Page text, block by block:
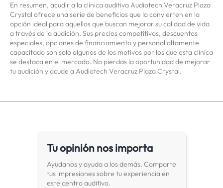
En resumen, acudir a la clínica auditiva Audiotech Veracruz Plaza
Crystal ofrece una serie de beneficios que la convierten en la
opción ideal para aquellos que buscan mejorar su calidad de vida
a través de la audición. Sus precios competitivos, descuentos
especiales, opciones de financiamiento y personal altamente
capacitado son solo algunos de los motivos por los que esta clínica
se destaca en el mercado. No pierdas la oportunidad de mejorar
tu audición y acude a Audiotech Veracruz Plaza Crystal.
Tu opinión nos importa
Ayudanos y ayuda a los demás. Comparte
tus impresiones sobre tu experiencia en
este centro auditivo.